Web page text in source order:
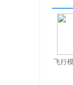
飞行